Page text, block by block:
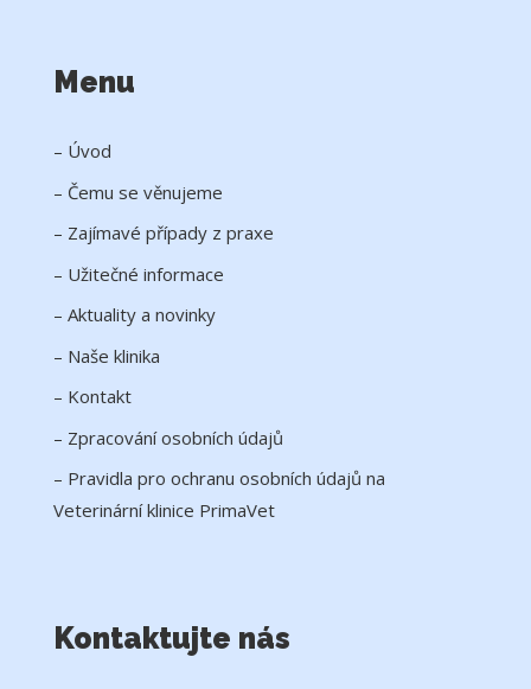
Menu
– Úvod
– Čemu se věnujeme
– Zajímavé případy z praxe
– Užitečné informace
– Aktuality a novinky
– Naše klinika
– Kontakt
– Zpracování osobních údajů
– Pravidla pro ochranu osobních údajů na
Veterinární klinice PrimaVet
Kontaktujte nás